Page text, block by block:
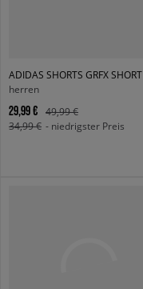
ADIDAS SHORTS GRFX SHORT
herren
29,99 €
49,99 €
34,99 € - niedrigster Preis